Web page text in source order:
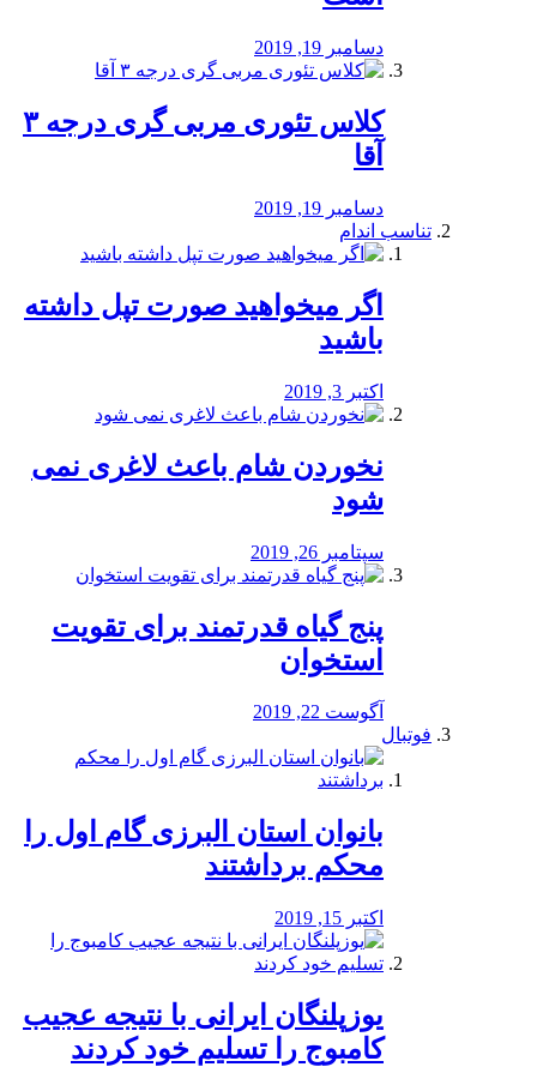
دسامبر 19, 2019
کلاس تئوری مربی گری درجه ۳
آقا
دسامبر 19, 2019
تناسب اندام
اگر میخواهید صورت تپل داشته
باشید
اکتبر 3, 2019
نخوردن شام باعث لاغری نمی
‌شود
سپتامبر 26, 2019
پنج گیاه قدرتمند برای تقویت
استخوان
آگوست 22, 2019
فوتبال
بانوان استان البرزی گام اول را
محكم برداشتند
اکتبر 15, 2019
یوزپلنگان ایرانی با نتیجه عجیب
کامبوج را تسلیم خود کردند